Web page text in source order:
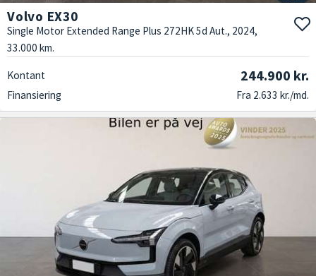
Volvo EX30
Single Motor Extended Range Plus 272HK 5d Aut., 2024,
33.000 km.
Kontant 244.900 kr.
Finansiering Fra 2.633 kr./md.